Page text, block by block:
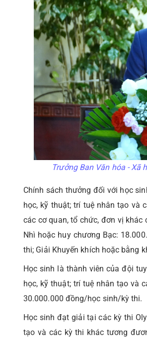
Trưởng Ban Văn hóa - Xã
Chính sách thưởng đối với học
học, kỹ thuật; trí tuệ nhân tạo và
các cơ quan, tổ chức, đơn vị
Nhì hoặc huy chương Bạc:
thi; Giải Khuyến khích hoặc bằng
Học sinh là thành viên của đội
học, kỹ thuật; trí tuệ nhân tạo và
30.000.000 đồng/học sinh/kỳ thi.
Học sinh đạt giải tại các kỳ thi
tạo và các kỳ thi khác tương